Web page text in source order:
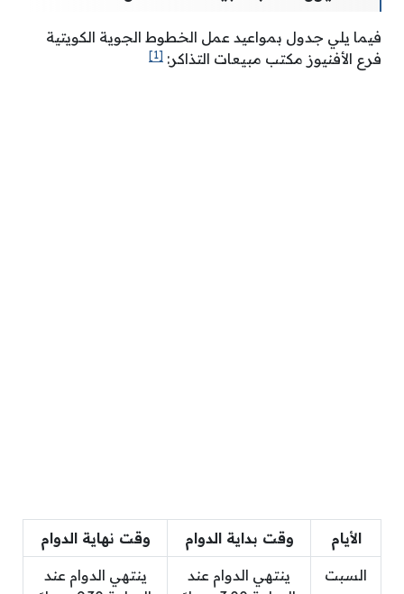
فيما يلي جدول بمواعيد عمل الخطوط الجوية الكويتية
فرع الأفنيوز مكتب مبيعات التذاكر: [1]
الأيام وقت بداية الدوام وقت نهاية الدوام
السبت
ينتهي الدوام عند
ينتهي الدوام عند